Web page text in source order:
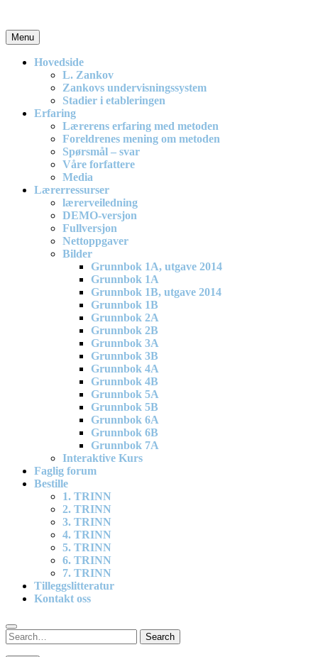
content
En effektiv og spennende modell for matematikkundervisning i
barneskolen
Menu
Hovedside
L. Zankov
Zankovs undervisningssystem
Stadier i etableringen
Erfaring
Lærerens erfaring med metoden
Foreldrenes mening om metoden
Spørsmål – svar
Våre forfattere
Media
Lærerressurser
lærerveiledning
DEMO-versjon
Fullversjon
Nettoppgaver
Bilder
Grunnbok 1A, utgave 2014
Grunnbok 1A
Grunnbok 1B, utgave 2014
Grunnbok 1B
Grunnbok 2A
Grunnbok 2B
Grunnbok 3A
Grunnbok 3B
Grunnbok 4A
Grunnbok 4B
Grunnbok 5A
Grunnbok 5B
Grunnbok 6A
Grunnbok 6B
Grunnbok 7A
Interaktive Kurs
Faglig forum
Bestille
1. TRINN
2. TRINN
3. TRINN
4. TRINN
5. TRINN
6. TRINN
7. TRINN
Tilleggslitteratur
Kontakt oss
Search
for:
Search